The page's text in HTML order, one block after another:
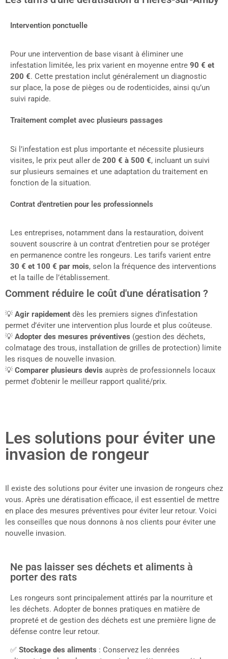
Intervention ponctuelle
Pour une intervention de base visant à éliminer une
infestation limitée, les prix varient en moyenne entre 90 € et
200 €. Cette prestation inclut généralement un diagnostic
sur place, la pose de pièges ou de rodenticides, ainsi qu’un
suivi rapide.
Traitement complet avec plusieurs passages
Si l’infestation est plus importante et nécessite plusieurs
visites, le prix peut aller de 200 € à 500 €, incluant un suivi
sur plusieurs semaines et une adaptation du traitement en
fonction de la situation.
Contrat d’entretien pour les professionnels
Les entreprises, notamment dans la restauration, doivent
souvent souscrire à un contrat d’entretien pour se protéger
en permanence contre les rongeurs. Les tarifs varient entre
30 € et 100 € par mois, selon la fréquence des interventions
et la taille de l’établissement.
Comment réduire le coût d'une dératisation ?
💡 Agir rapidement dès les premiers signes d’infestation
permet d’éviter une intervention plus lourde et plus coûteuse.
💡 Adopter des mesures préventives (gestion des déchets,
colmatage des trous, installation de grilles de protection) limite
les risques de nouvelle invasion.
💡 Comparer plusieurs devis auprès de professionnels locaux
permet d’obtenir le meilleur rapport qualité/prix.
Les solutions pour éviter une
invasion de rongeur
Il existe des solutions pour éviter une invasion de rongeurs chez
vous. Après une dératisation efficace, il est essentiel de mettre
en place des mesures préventives pour éviter leur retour. Voici
les conseilles que nous donnons à nos clients pour éviter une
nouvelle invasion.
Ne pas laisser ses déchets et aliments à
porter des rats
Les rongeurs sont principalement attirés par la nourriture et
les déchets. Adopter de bonnes pratiques en matière de
propreté et de gestion des déchets est une première ligne de
défense contre leur retour.
✅ Stockage des aliments : Conservez les denrées